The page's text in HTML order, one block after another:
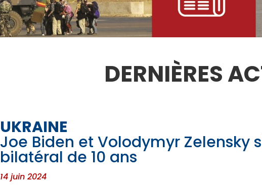
DERNIÈRES
UKRAINE
Joe Biden et Volodymyr Zelensky
bilatéral de 10 ans
14 juin 2024